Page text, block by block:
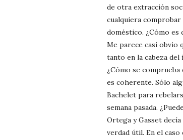
de otra extracción
cualquiera
doméstico. ¿Cómo es
Me parece casi obvio
tanto en la cabeza
¿Cómo se
es coherente. Sólo
Bachelet para
semana pasada.
Ortega y Gasset
verdad útil. En el